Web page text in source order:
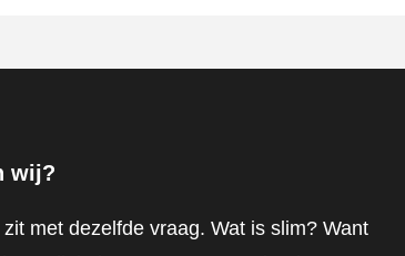
wij?
met dezelfde vraag. Wat is slim? Want